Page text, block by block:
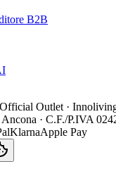
B2B
Outlet ·
· C.F./P.IVA
KlarnaApple Pay